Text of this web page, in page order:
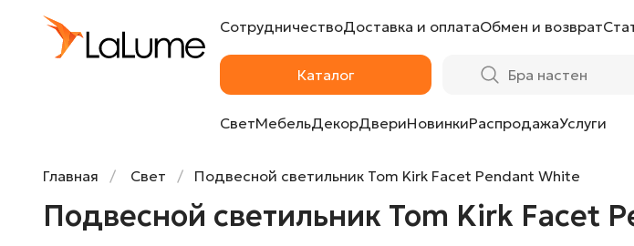
СотрудничествоДоставка и оплатаОбмен и возврат
Каталог
СветМебельДекорДвериНовинкиРаспродажаУслуги
Главная Свет Подвесной светильник Tom Kirk Facet Pendant White
Подвесной светильник Tom Kirk Facet
Подвесной светильник Tom Kirk Facet Pendant White от ImperiumLoft